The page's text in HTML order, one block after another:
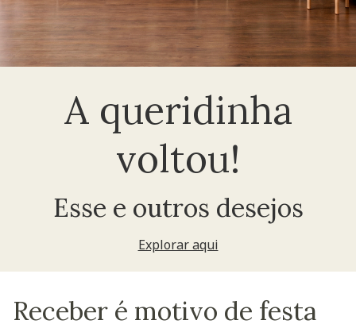
A queridinha
voltou!
Esse e outros desejos
Explorar aqui
Receber é motivo de festa